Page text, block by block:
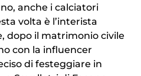
anche i calciatori
volta è l’interista
dopo il matrimonio civile
con la influencer
di festeggiare in